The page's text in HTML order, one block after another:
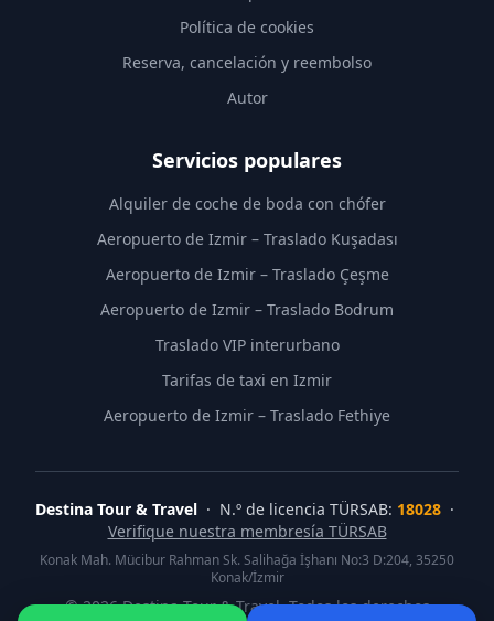
Política de cookies
Reserva, cancelación y reembolso
Autor
Servicios populares
Alquiler de coche de boda con chófer
Aeropuerto de Izmir – Traslado Kuşadası
Aeropuerto de Izmir – Traslado Çeşme
Aeropuerto de Izmir – Traslado Bodrum
Traslado VIP interurbano
Tarifas de taxi en Izmir
Aeropuerto de Izmir – Traslado Fethiye
Destina Tour & Travel · N.º de licencia TÜRSAB: 18028 ·
Verifique nuestra membresía TÜRSAB
Konak Mah. Mücibur Rahman Sk. Salihağa İşhanı No:3 D:204, 35250
Konak/İzmir
©2026Destina Tour & Travel. Todos los derechos